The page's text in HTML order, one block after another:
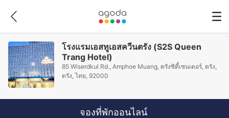
โรงแรมเอสทูเอสควีนตรัง (S2S Queen
Trang Hotel)
85 Wiserdkul Rd., Amphoe Muang, ตรังซิตี้เซนเตอร์, ตรัง,
ตรัง, ไทย, 92000
จองที่พักออนไลน์